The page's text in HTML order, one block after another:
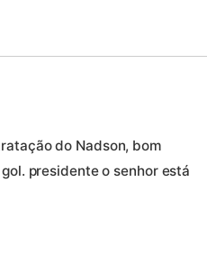
do Nadson, bom
presidente o senhor está